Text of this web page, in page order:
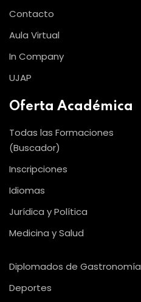
Contacto
Aula Virtual
In Company
UJAP
Oferta Académica
Todas las Formaciones
(Buscador)
Inscripciones
Idiomas
Jurídica y Política
Medicina y Salud
Diplomados de Gastronomía
Deportes